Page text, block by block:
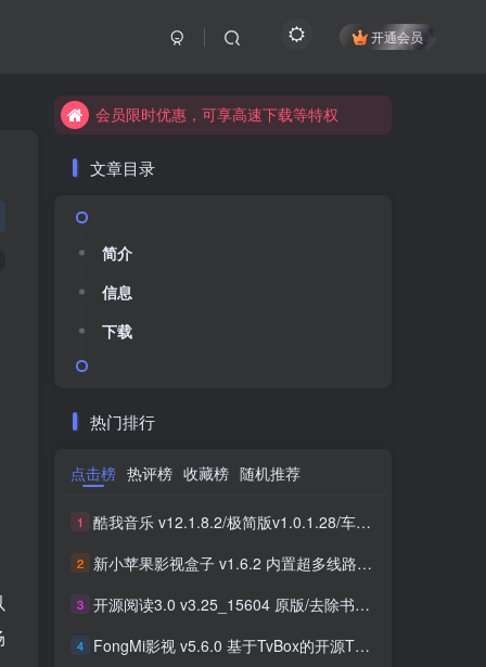
开通会员
会员限时优惠，可享高速下载等特权
会员限时优惠，可享高速下载等特权
文章目录
简介
信息
下载
热门排行
点击榜 热评榜 收藏榜 随机推荐
1 酷我音乐 v12.1.8.2/极简版v1.0.1.28/车机版v7.6.2.21 去广告解锁会员版最新可用版
2 新小苹果影视盒子 v1.6.2 内置超多线路 免捐赠版
3 开源阅读3.0 v3.25_15604 原版/去除书源限制/内置书源版 及 2025.09月书源
4 FongMi影视 v5.6.0 基于TvBox的开源TV盒子&安卓影视播放器
会员限时优惠，可享高速下载等特权
会员限时优惠，可享高速下载等特权
简介
信息
下载
点击榜 热评榜 收藏榜 随机推荐
1 酷我音乐 v12.1.8.2/极简版v1.0.1.28/车机版v7.6.2.21 去广告解锁会员版最新可用版
2 新小苹果影视盒子 v1.6.2 内置超多线路 免捐赠版
3 开源阅读3.0 v3.25_15604 原版/去除书源限制/内置书源版 及 2025.09月书源
4 FongMi影视 v5.6.0 基于TvBox的开源TV盒子&安卓影视播放器